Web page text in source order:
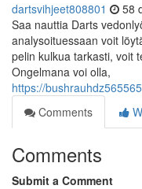
dartsvihjeet808801 58
Saa nauttia Darts
analysoituessaan voit
pelin kulkua tarkasti, voit
Ongelmana voi olla,
https://
Comments
Comments
Submit a Comment